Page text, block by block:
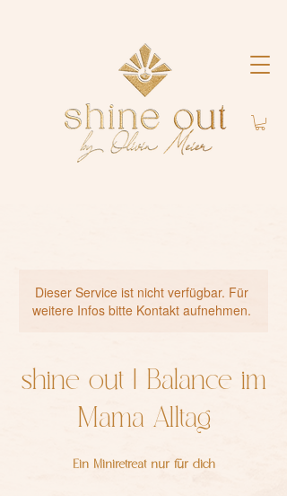
Dieser Service ist nicht verfügbar. Für
weitere Infos bitte Kontakt aufnehmen.
shine out | Balance im
Mama Alltag
Ein Miniretreat nur für dich